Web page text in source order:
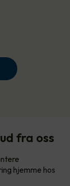
fra oss
hjemme hos